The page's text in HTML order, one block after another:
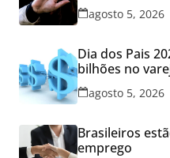
agosto 5, 2026
Dia dos Pais
bilhões no
agosto 5, 2026
Brasileiros
emprego